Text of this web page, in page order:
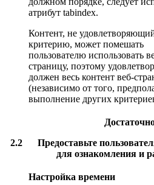
атрибут tabindex.
Контент, не
критерию, может помешать
пользователю использовать
страницу, поэтому
должен весь контент веб-
(независимо от того,
выполнение других
2.2
Предоставьте
для ознакомления и
Настройка времени